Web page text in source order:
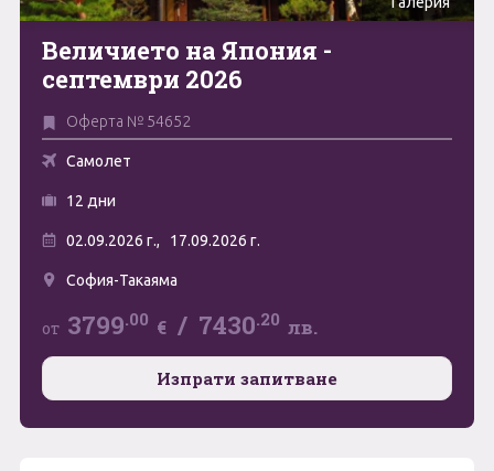
Май
Юни
Юли
Август
0894 466 775 Форма за запитване
Свържете се с нас
Величието на Япония -
септември 2026
Оферта № 54652
Самолет
12 дни
02.09.2026 г., 17.09.2026 г.
София-Такаяма
от 3799.00 € / 7430.20 лв.
Изпрати запитване